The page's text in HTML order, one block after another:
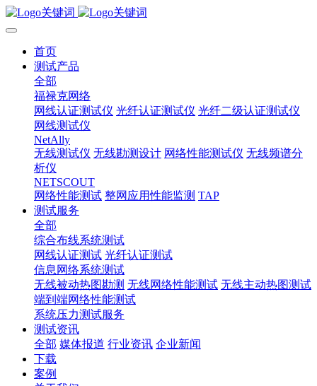
首页
测试产品
全部
福禄克网络
网线认证测试仪 光纤认证测试仪 光纤二级认证测试仪
网线测试仪
NetAlly
无线测试仪 无线勘测设计 网络性能测试仪 无线频谱分
析仪
NETSCOUT
网络性能测试 整网应用性能监测 TAP
测试服务
全部
综合布线系统测试
网线认证测试 光纤认证测试
信息网络系统测试
无线被动热图勘测 无线网络性能测试 无线主动热图测试
端到端网络性能测试
系统压力测试服务
测试资讯
全部 媒体报道 行业资讯 企业新闻
下载
案例